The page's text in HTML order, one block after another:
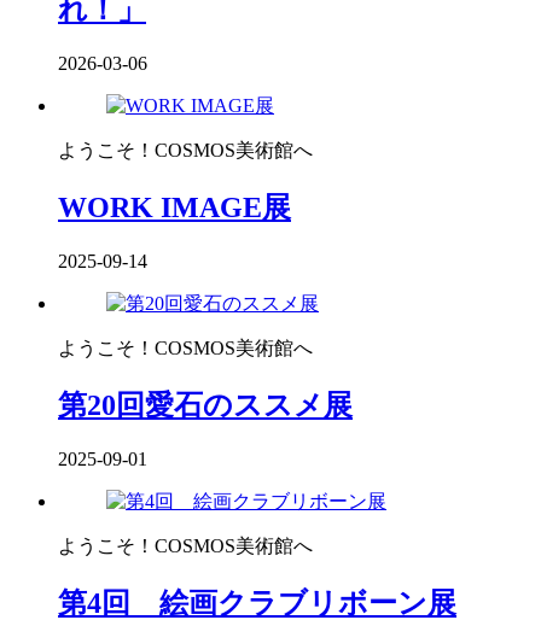
れ！」
2026-03-06
ようこそ！COSMOS美術館へ
WORK IMAGE展
2025-09-14
ようこそ！COSMOS美術館へ
第20回愛石のススメ展
2025-09-01
ようこそ！COSMOS美術館へ
第4回 絵画クラブリボーン展